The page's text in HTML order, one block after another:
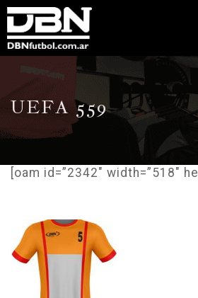
UEFA 559
[oam id=”2342″ width=”518″